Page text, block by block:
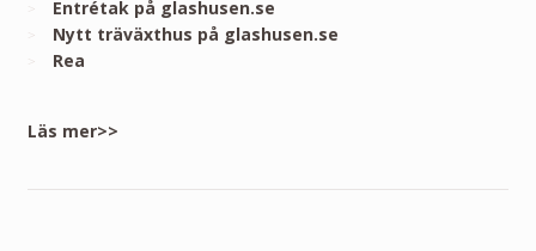
Entrétak på glashusen.se
Nytt träväxthus på glashusen.se
Rea
Läs mer>>